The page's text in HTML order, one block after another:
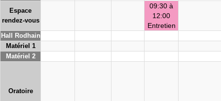
Espace
rendez-vous
09:30 à
12:00
Entretien
Hall Rodhain
Matériel 1
Matériel 2
Oratoire